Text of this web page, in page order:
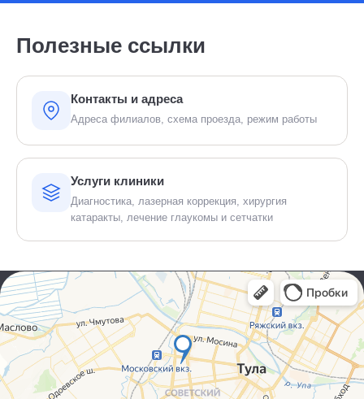
Полезные ссылки
Контакты и адреса
Адреса филиалов, схема проезда, режим работы
Услуги клиники
Диагностика, лазерная коррекция, хирургия
катаракты, лечение глаукомы и сетчатки